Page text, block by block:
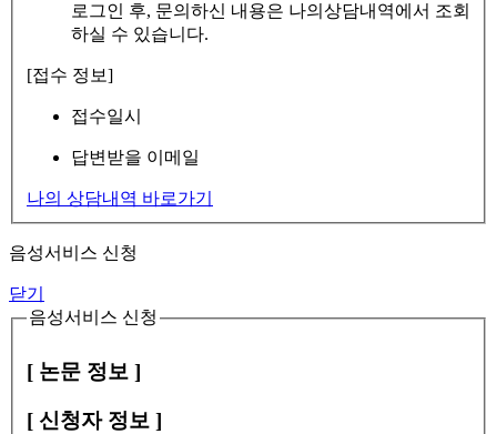
로그인 후, 문의하신 내용은 나의상담내역에서 조회
하실 수 있습니다.
[접수 정보]
접수일시
답변받을 이메일
나의 상담내역 바로가기
음성서비스 신청
닫기
음성서비스 신청
[ 논문 정보 ]
[ 신청자 정보 ]